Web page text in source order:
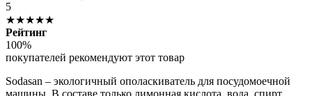
5
★★★★★
Рейтинг
100%
покупателей рекомендуют этот товар
Sodasan – экологичный ополаскиватель для посудомоечной
машины. В составе только лимонная кислота, вода, спирт,